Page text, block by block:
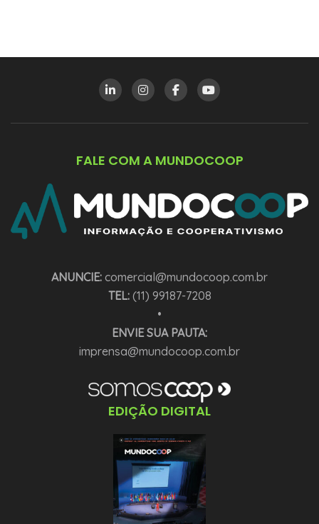
FALE COM A MUNDOCOOP
ANUNCIE: comercial@mundocoop.com.br
TEL:(11) 99187-7208
•
ENVIE SUA PAUTA:
imprensa@mundocoop.com.br
EDIÇÃO DIGITAL